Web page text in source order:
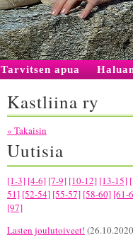
Tarvitsen apua
Kastliina ry
« Takaisin
Uutisia
[1-3] [4-6] [7-9] [10-12] [13-15]
51] [52-54] [55-57] [58-60] [61-
[97]
Lasten joulutoiveet!